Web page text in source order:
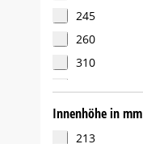
245
260
310
390
570
Innenhöhe in mm
213